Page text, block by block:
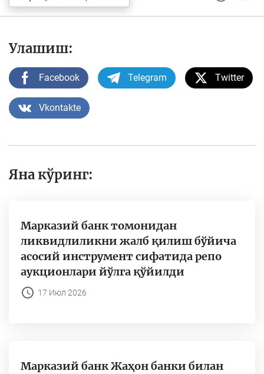
Улашиш:
Facebook Telegram Twitter
Vkontakte
Яна кўринг:
Марказий банк томонидан
ликвидлиликни жалб қилиш бўйича
асосий инструмент сифатида репо
аукционлари йўлга қўйилди
17 Июл 2026
Марказий банк Жаҳон банки билан